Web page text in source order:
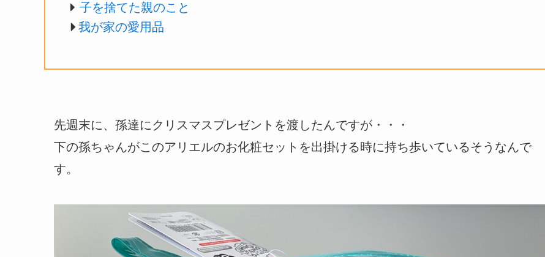
子を捨てた親のこと
我が家の愛用品
先週末に、孫達にクリスマスプレゼントを渡したんですが・・・
下の孫ちゃんがこのアリエルのお化粧セットを出掛ける時に持ち歩いているそうなんで
す。